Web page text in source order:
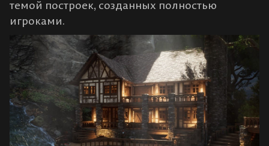
темой построек, созданных полностью
игроками.